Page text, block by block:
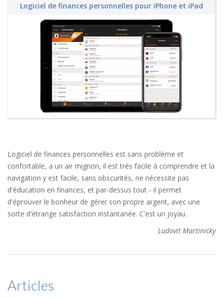
Logiciel de finances personnelles pour iPhone et iPad
Logiciel de finances personnelles est sans problème et
confortable, a un air mignon, il est très facile à comprendre et la
navigation y est facile, sans obscurités, ne nécessite pas
d'éducation en finances, et par-dessus tout - il permet
d'éprouver le bonheur de gérer son propre argent, avec une
sorte d'étrange satisfaction instantanée. C'est un joyau.
Ludovit Martinicky
Articles